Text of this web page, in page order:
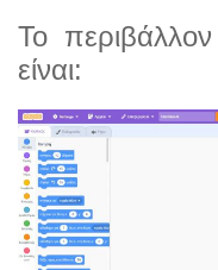
Το
είναι: